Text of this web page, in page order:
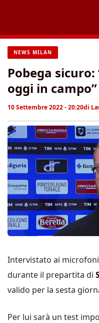
contenuto
NEWS MILAN
Pobega
oggi in campo”
10 Settembre 2022 - 20:20di
Intervistato ai
durante il prepartita di
valido per la sesta
Per lui sarà un test